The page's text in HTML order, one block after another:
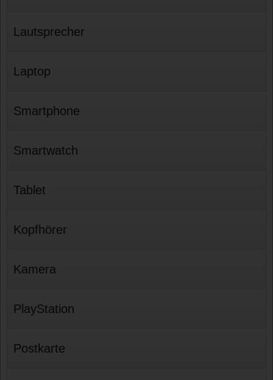
Lautsprecher
Laptop
Smartphone
Smartwatch
Tablet
Kopfhörer
Kamera
PlayStation
Postkarte